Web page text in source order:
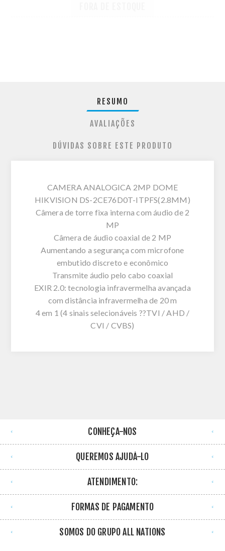
RESUMO
AVALIAÇÕES
DÚVIDAS SOBRE ESTE PRODUTO
CAMERA ANALOGICA 2MP DOME
HIKVISION DS-2CE76D0T-ITPFS(2.8MM)
Câmera de torre fixa interna com áudio de 2
MP
Câmera de áudio coaxial de 2 MP
Aumentando a segurança com microfone
embutido discreto e econômico
Transmite áudio pelo cabo coaxial
EXIR 2.0: tecnologia infravermelha avançada
com distância infravermelha de 20 m
4 em 1 (4 sinais selecionáveis ??TVI / AHD /
CVI / CVBS)
CONHEÇA-NOS
QUEREMOS AJUDÁ-LO
ATENDIMENTO:
FORMAS DE PAGAMENTO
SOMOS DO GRUPO ALL NATIONS